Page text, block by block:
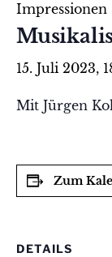
Impressionen
15. Juli 2023,
Mit Jürgen
Zum
DETAILS